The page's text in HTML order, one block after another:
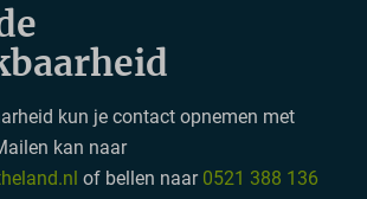
kun je contact opnemen met
kan naar
of bellen naar 0521 388 136